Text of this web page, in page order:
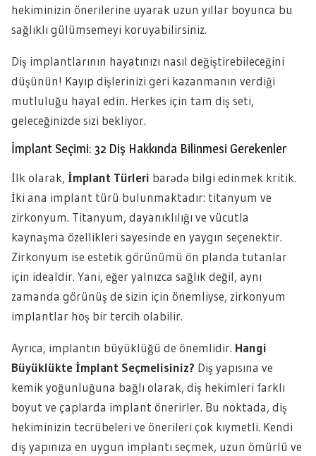
hekiminizin önerilerine uyarak uzun yıllar boyunca bu
sağlıklı gülümsemeyi koruyabilirsiniz.
Diş implantlarının hayatınızı nasıl değiştirebileceğini
düşünün! Kayıp dişlerinizi geri kazanmanın verdiği
mutluluğu hayal edin. Herkes için tam diş seti,
geleceğinizde sizi bekliyor.
İmplant Seçimi: 32 Diş Hakkında Bilinmesi Gerekenler
İlk olarak, İmplant Türleri barədə bilgi edinmek kritik.
İki ana implant türü bulunmaktadır: titanyum ve
zirkonyum. Titanyum, dayanıklılığı ve vücutla
kaynaşma özellikleri sayesinde en yaygın seçenektir.
Zirkonyum ise estetik görünümü ön planda tutanlar
için idealdir. Yani, eğer yalnızca sağlık değil, aynı
zamanda görünüş de sizin için önemliyse, zirkonyum
implantlar hoş bir tercih olabilir.
Ayrıca, implantın büyüklüğü de önemlidir. Hangi
Büyüklükte İmplant Seçmelisiniz? Diş yapısına ve
kemik yoğunluğuna bağlı olarak, diş hekimleri farklı
boyut ve çaplarda implant önerirler. Bu noktada, diş
hekiminizin tecrübeleri ve önerileri çok kıymetli. Kendi
diş yapınıza en uygun implantı seçmek, uzun ömürlü ve